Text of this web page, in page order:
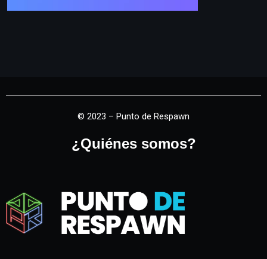
© 2023 – Punto de Respawn
¿Quiénes somos?